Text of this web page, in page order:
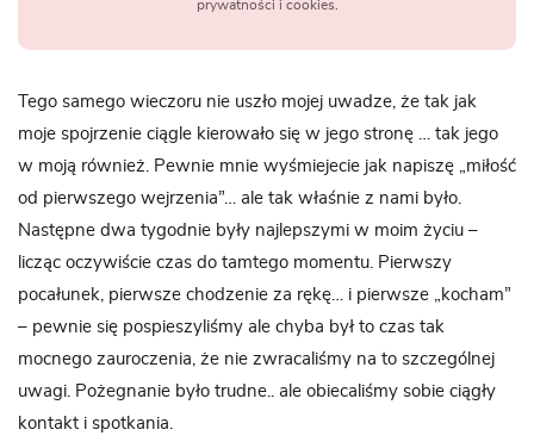
prywatności i cookies.
Tego samego wieczoru nie uszło mojej uwadze, że tak jak
moje spojrzenie ciągle kierowało się w jego stronę … tak jego
w moją również. Pewnie mnie wyśmiejecie jak napiszę „miłość
od pierwszego wejrzenia”… ale tak właśnie z nami było.
Następne dwa tygodnie były najlepszymi w moim życiu –
licząc oczywiście czas do tamtego momentu. Pierwszy
pocałunek, pierwsze chodzenie za rękę… i pierwsze „kocham”
– pewnie się pospieszyliśmy ale chyba był to czas tak
mocnego zauroczenia, że nie zwracaliśmy na to szczególnej
uwagi. Pożegnanie było trudne.. ale obiecaliśmy sobie ciągły
kontakt i spotkania.